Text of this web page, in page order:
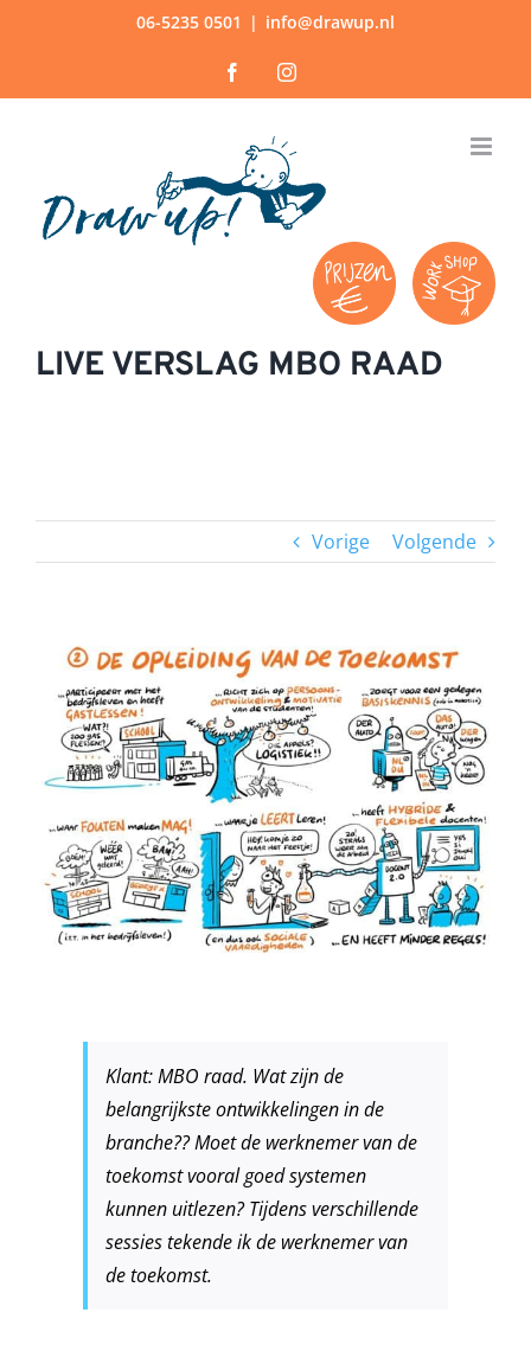
06-5235 0501 | info@drawup.nl
FacebookInstagram
LIVE VERSLAG MBO RAAD
Vorige Volgende
View
Larger
Image
Klant: MBO raad. Wat zijn de
belangrijkste ontwikkelingen in de
branche?? Moet de werknemer van de
toekomst vooral goed systemen
kunnen uitlezen? Tijdens verschillende
sessies tekende ik de werknemer van
de toekomst.